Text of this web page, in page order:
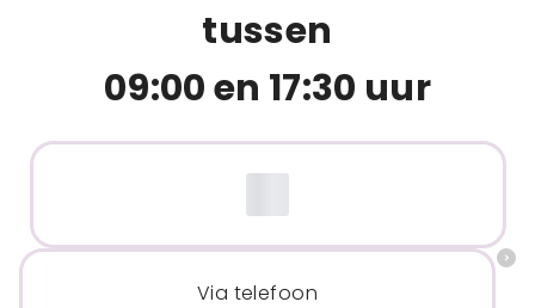
tussen
09:00 en 17:30 uur
Via telefoon